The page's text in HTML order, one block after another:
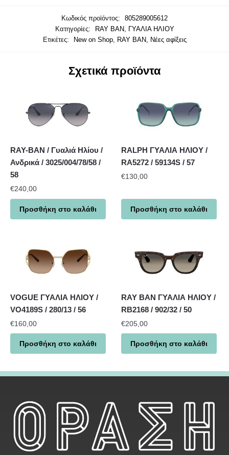
Κωδικός προϊόντος:
805289005612
Κατηγορίες:
RAY BAN, ΓΥΑΛΙΑ ΗΛΙΟΥ
Ετικέτες:
New on Shop, RAY BAN, Νέες αφίξεις
Σχετικά προϊόντα
RAY-BAN / Γυαλιά Ηλίου /
Ανδρικά / 3025/004/78/58 /
58
€240,00
Προσθήκη στο καλάθι
RALPH ΓΥΑΛΙΑ ΗΛΙΟΥ /
RA5272 / 59134S / 57
€130,00
Προσθήκη στο καλάθι
VOGUE ΓΥΑΛΙΑ ΗΛΙΟΥ /
VO4189S / 280/13 / 56
€160,00
Προσθήκη στο καλάθι
RAY BAN ΓΥΑΛΙΑ ΗΛΙΟΥ /
RB2168 / 902/32 / 50
€205,00
Προσθήκη στο καλάθι